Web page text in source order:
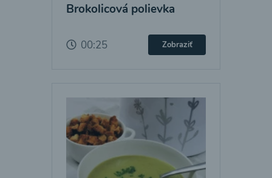
Brokolicová polievka
00:25 Zobraziť